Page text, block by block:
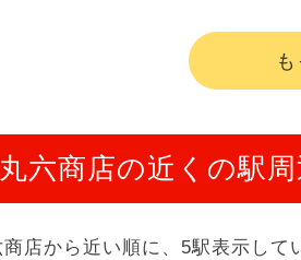
六商店の近くの駅
店から近い順に、5駅表示して